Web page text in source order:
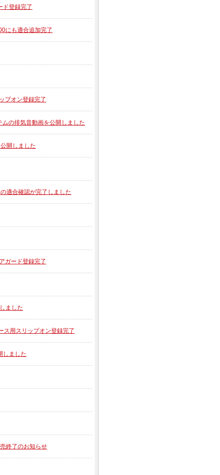
ド登録完了
にも適合追加完了
プオン登録完了
の排気音動画を公開しました
開しました
適合確認が完了しました
ガード登録完了
ました
ス用スリップオン登録完了
しました
終了のお知らせ